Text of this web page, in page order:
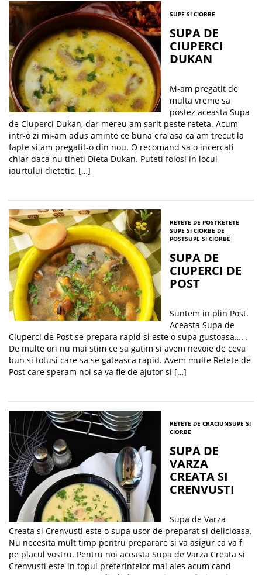
SUPE SI CIORBE
SUPA DE
CIUPERCI
DUKAN
M-am pregatit de
multa vreme sa
postez aceasta Supa
de Ciuperci Dukan, dar mereu am sarit peste reteta. Acum
intr-o zi mi-am adus aminte ce buna era asa ca am trecut la
fapte si am pregatit-o din nou. O recomand sa o incercati
chiar daca nu tineti Dieta Dukan. Puteti folosi in locul
iaurtului dietetic, […]
RETETE DE POSTRETETE
SUPE SI CIORBE DE
POSTSUPE SI CIORBE
SUPA DE
CIUPERCI DE
POST
Suntem in plin Post.
Aceasta Supa de
Ciuperci de Post se prepara rapid si este o supa gustoasa…. .
De multe ori nu mai stim ce sa gatim si avem nevoie de ceva
bun si totusi care sa se gateasca rapid. Avem multe Retete de
Post care speram noi sa va fie de ajutor si […]
RETETE DE CRACIUNSUPE SI
CIORBE
SUPA DE
VARZA
CREATA SI
CRENVUSTI
Supa de Varza
Creata si Crenvusti este o supa usor de preparat si delicioasa.
Nu necesita mult timp pentru preparare si va asigur ca va fi
pe placul vostru. Pentru noi aceasta Supa de Varza Creata si
Crenvusti este in topul preferintelor mai ales acum cand